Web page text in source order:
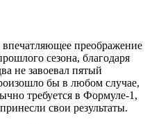
преображение
сезона, благодаря
не завоевал пятый
бы в любом случае,
требуется в Формуле-1,
свои результаты.